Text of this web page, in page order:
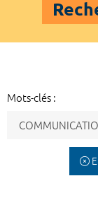
Mots-clés :